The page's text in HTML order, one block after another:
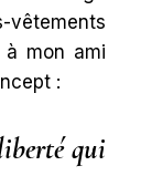
vêtements
mon ami
:
qui